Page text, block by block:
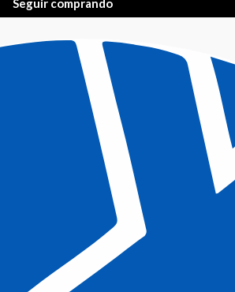
Seguir comprando